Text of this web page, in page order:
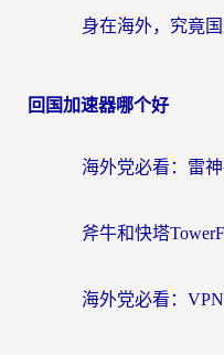
回国加速器哪个好